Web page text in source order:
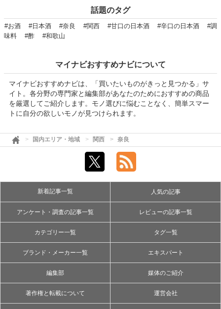
話題のタグ
#お酒 #日本酒 #奈良 #関西 #甘口の日本酒 #辛口の日本酒
#調
味料
#酢 #和歌山
マイナビおすすめナビについて
マイナビおすすめナビは、「買いたいものがきっと見つかる」サ
イト。各分野の専門家と編集部があなたのためにおすすめの商品
を厳選してご紹介します。モノ選びに悩むことなく、簡単スマー
トに自分の欲しいモノが見つけられます。
国内エリア・地域 関西 奈良
新着記事一覧 人気の記事
アンケート・調査の記事一覧 レビューの記事一覧
カテゴリー一覧 タグ一覧
ブランド・メーカー一覧 エキスパート
編集部 媒体のご紹介
著作権と転載について 運営会社